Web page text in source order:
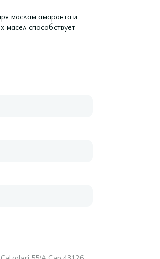
маслам амаранта и
масел способствует